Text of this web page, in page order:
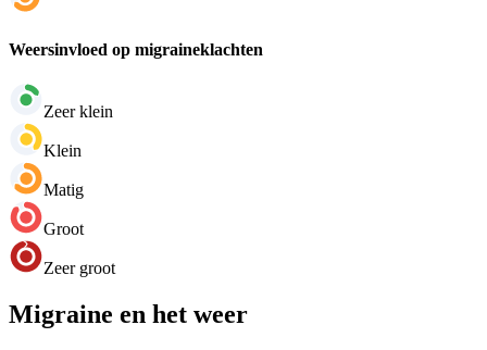
Weersinvloed op migraineklachten
Zeer klein
Klein
Matig
Groot
Zeer groot
Migraine en het weer